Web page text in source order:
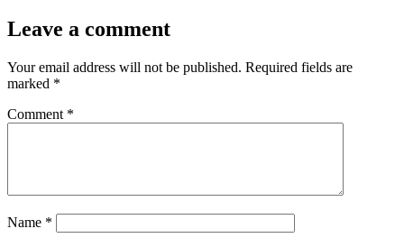
Leave a comment
Your email address will not be published. Required fields are
marked *
Comment *
Name *